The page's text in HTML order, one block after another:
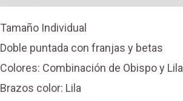
Tamaño Individual
Doble puntada con franjas y betas
Colores: Combinación de Obispo y Lila
Brazos color: Lila